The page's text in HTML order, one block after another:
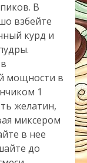
В
взбейте
курд и
мощности в
1
желатин,
миксером
в нее
до